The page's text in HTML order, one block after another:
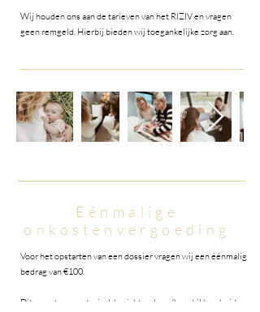
Wij houden ons aan de tarieven van het RIZIV en vragen
geen remgeld. Hierbij bieden wij toegankelijke zorg aan.
Eénmalige
onkostenvergoeding
Voor het opstarten van een dossier vragen wij een éénmalig
bedrag van €100.
Dit omvat ons materiaal, berichtverkeer/beschikbaarheid,